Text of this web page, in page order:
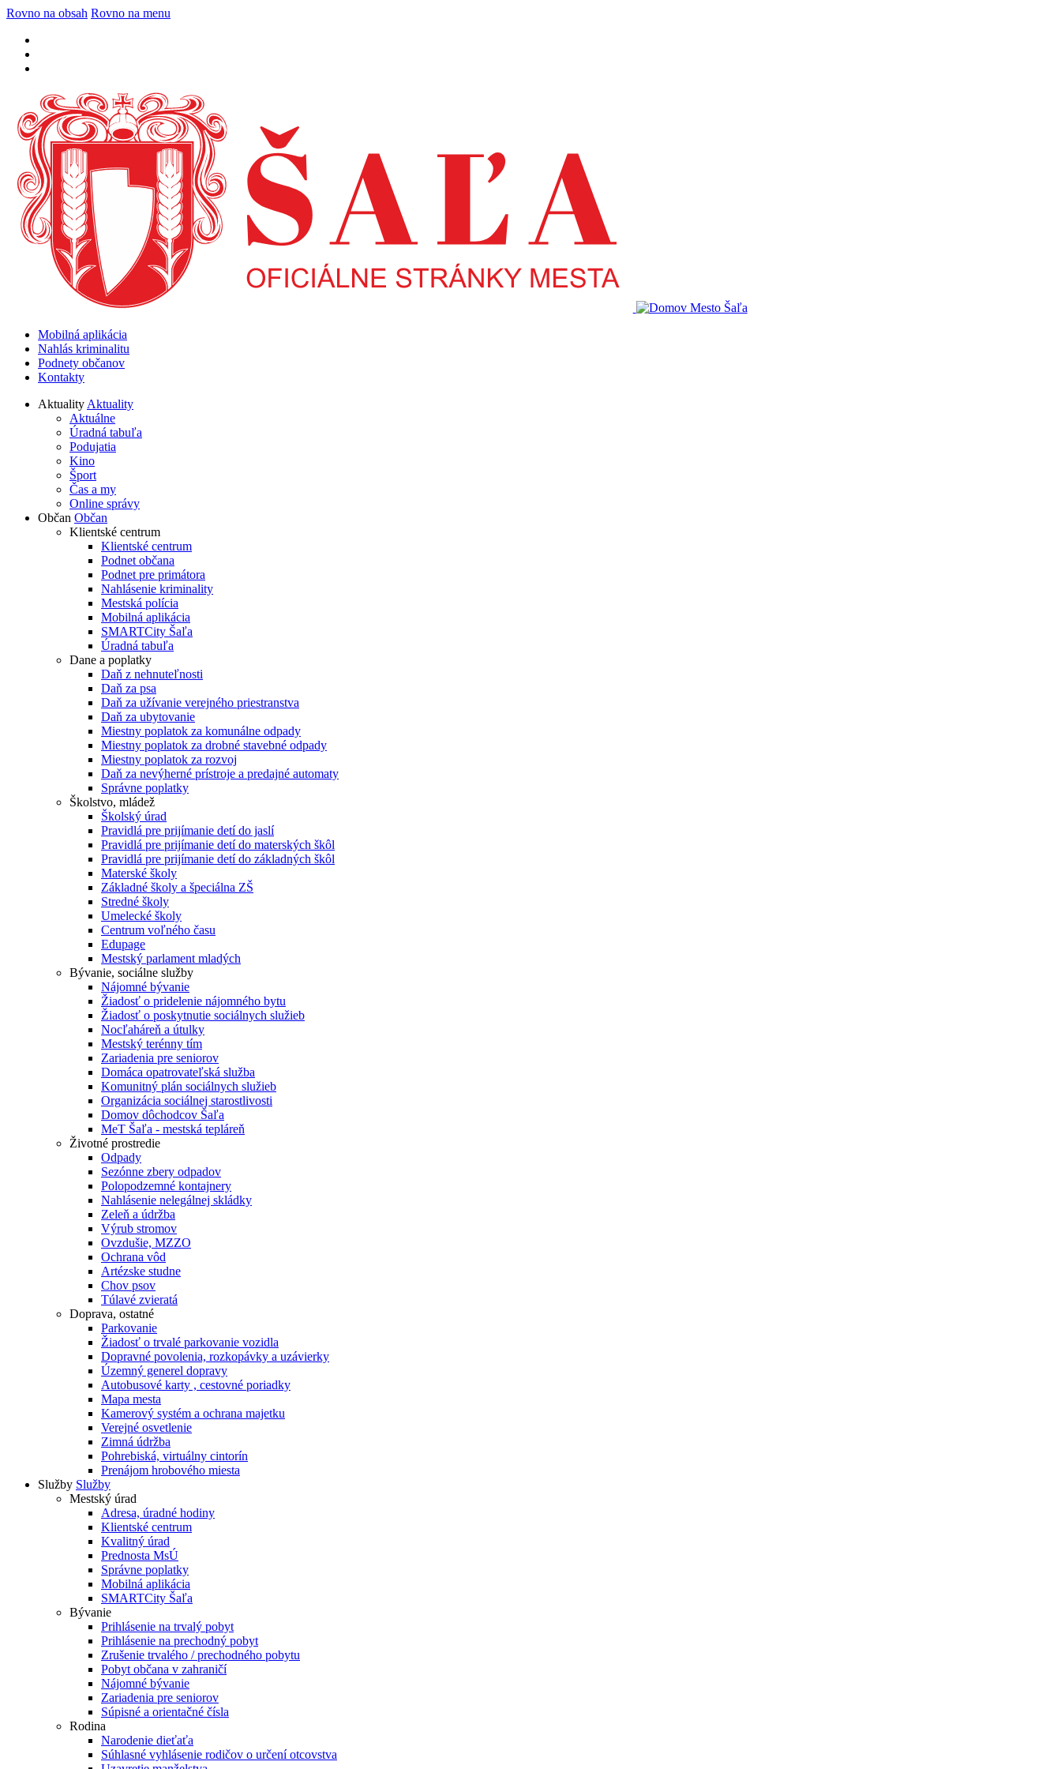
Rovno na obsah Rovno na menu
Mobilná aplikácia
Nahlás kriminalitu
Podnety občanov
Kontakty
AktualityAktuality
Aktuálne
Úradná tabuľa
Podujatia
Kino
Šport
Čas a my
Online správy
Občan Občan
Klientské centrum
Klientské centrum
Podnet občana
Podnet pre primátora
Nahlásenie kriminality
Mestská polícia
Mobilná aplikácia
SMARTCity Šaľa
Úradná tabuľa
Dane a poplatky
Daň z nehnuteľnosti
Daň za psa
Daň za užívanie verejného priestranstva
Daň za ubytovanie
Miestny poplatok za komunálne odpady
Miestny poplatok za drobné stavebné odpady
Miestny poplatok za rozvoj
Daň za nevýherné prístroje a predajné automaty
Správne poplatky
Školstvo, mládež
Školský úrad
Pravidlá pre prijímanie detí do jaslí
Pravidlá pre prijímanie detí do materských škôl
Pravidlá pre prijímanie detí do základných škôl
Materské školy
Základné školy a špeciálna ZŠ
Stredné školy
Umelecké školy
Centrum voľného času
Edupage
Mestský parlament mladých
Bývanie, sociálne služby
Nájomné bývanie
Žiadosť o pridelenie nájomného bytu
Žiadosť o poskytnutie sociálnych služieb
Nocľaháreň a útulky
Mestský terénny tím
Zariadenia pre seniorov
Domáca opatrovateľská služba
Komunitný plán sociálnych služieb
Organizácia sociálnej starostlivosti
Domov dôchodcov Šaľa
MeT Šaľa - mestská tepláreň
Životné prostredie
Odpady
Sezónne zbery odpadov
Polopodzemné kontajnery
Nahlásenie nelegálnej skládky
Zeleň a údržba
Výrub stromov
Ovzdušie, MZZO
Ochrana vôd
Artézske studne
Chov psov
Túlavé zvieratá
Doprava, ostatné
Parkovanie
Žiadosť o trvalé parkovanie vozidla
Dopravné povolenia, rozkopávky a uzávierky
Územný generel dopravy
Autobusové karty , cestovné poriadky
Mapa mesta
Kamerový systém a ochrana majetku
Verejné osvetlenie
Zimná údržba
Pohrebiská, virtuálny cintorín
Prenájom hrobového miesta
Služby Služby
Mestský úrad
Adresa, úradné hodiny
Klientské centrum
Kvalitný úrad
Prednosta MsÚ
Správne poplatky
Mobilná aplikácia
SMARTCity Šaľa
Bývanie
Prihlásenie na trvalý pobyt
Prihlásenie na prechodný pobyt
Zrušenie trvalého / prechodného pobytu
Pobyt občana v zahraničí
Nájomné bývanie
Zariadenia pre seniorov
Súpisné a orientačné čísla
Rodina
Narodenie dieťaťa
Súhlasné vyhlásenie rodičov o určení otcovstva